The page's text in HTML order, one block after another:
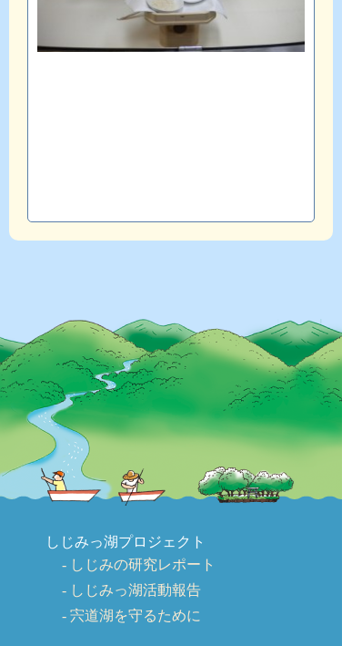
しじみっ湖プロジェクト
しじみの研究レポート
しじみっ湖活動報告
宍道湖を守るために